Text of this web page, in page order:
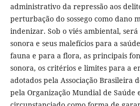
administrativo da repressão aos
perturbação do sossego como dano
indenizar. Sob o viés ambiental,
sonora e seus malefícios para a
fauna e para a flora, as principais
sonora, os critérios e limites para a
adotados pela Associação Brasileira
pela Organização Mundial de